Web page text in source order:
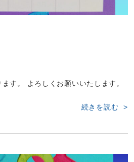
す。 よろしくお願いいたします。
続きを読む